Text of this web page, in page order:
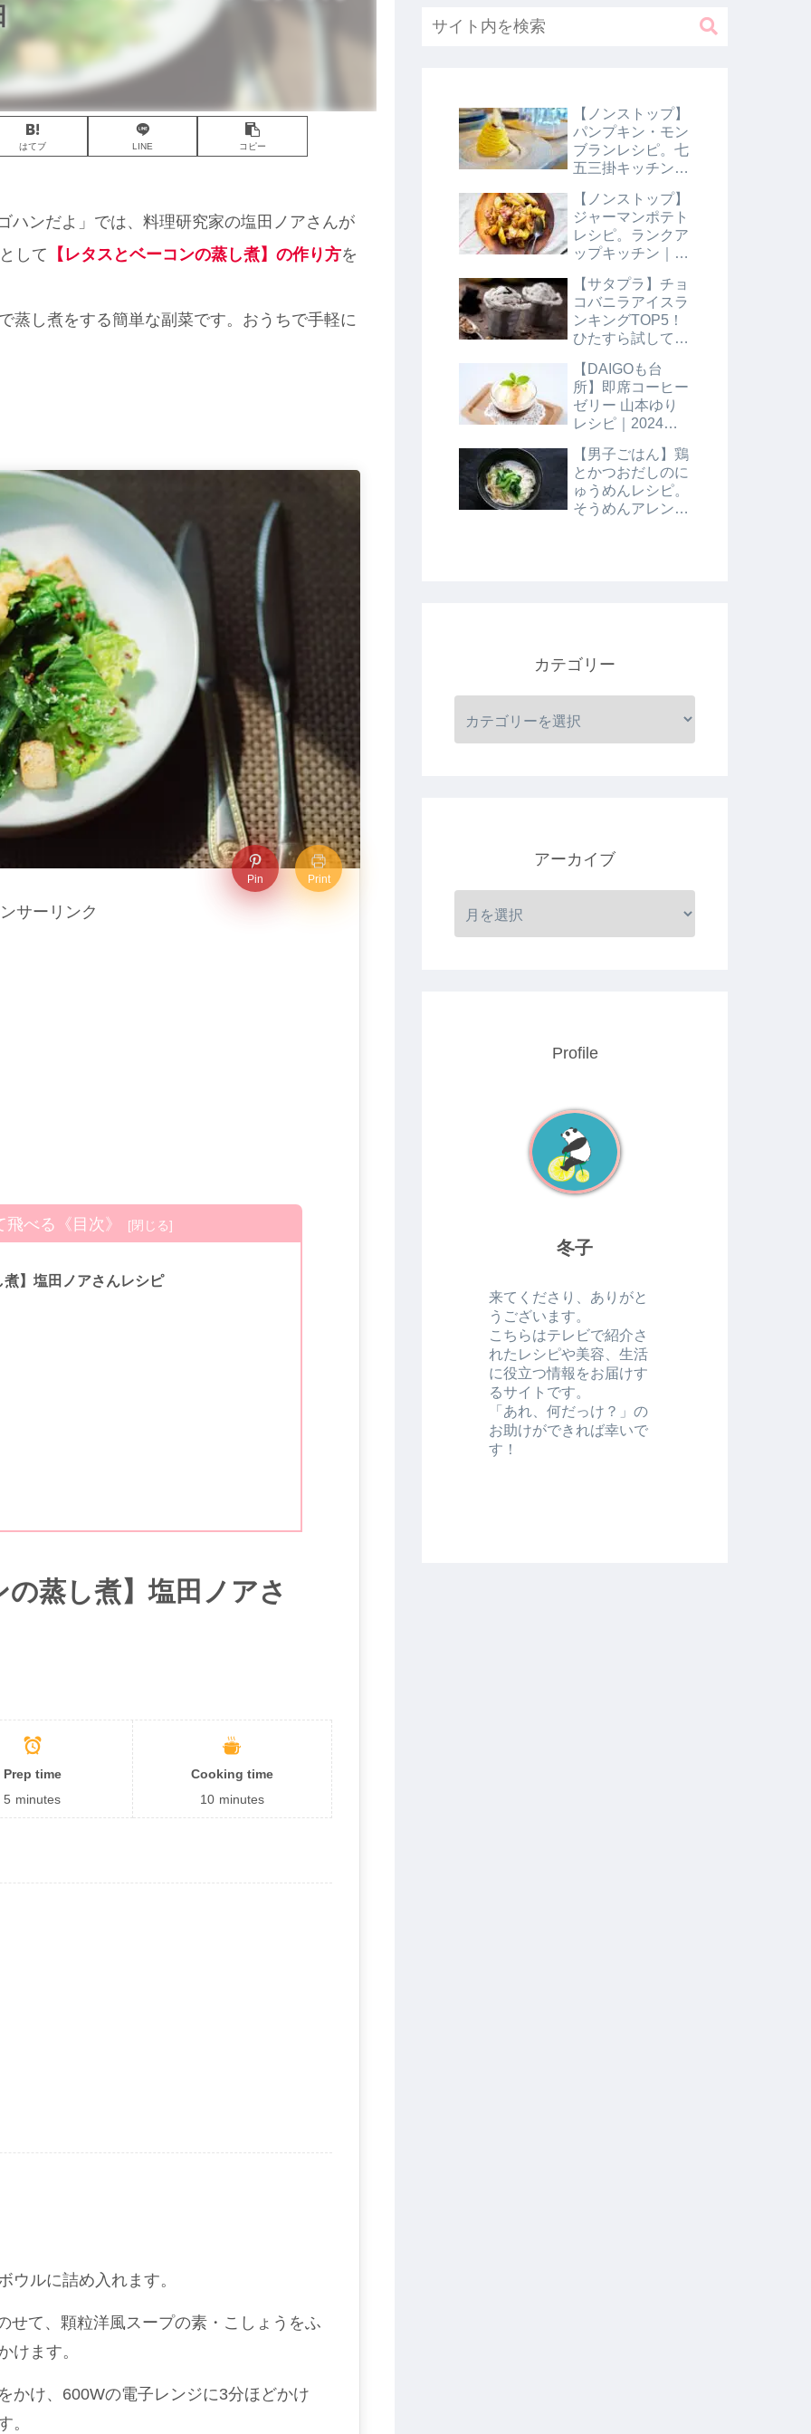
はてブ LINE コピー
ハンだよ」では、料理研究家の塩田ノアさんが
して 【レタスとベーコンの蒸し煮】の作り方を
蒸し煮をする簡単な副菜です。おうちで手軽に
Pin Print
サーリンク
べる《目次》
煮】塩田ノアさんレシピ
蒸し煮】塩田ノアさ
Prep time
5 minutes
Cooking time
10 minutes
ウルに詰め入れます。
て、顆粒洋風スープの素・こしょうをふ
けます。
かけ、600Wの電子レンジに3分ほどかけ
。
【ノンストップ】
パンプキン・モン
ブランレシピ。七
五三掛キッチン｜
【ノンストップ】
ジャーマンポテト
レシピ。ランクア
ップキッチン｜10
【サタプラ】チョ
コバニラアイスラ
ンキングTOP5！
ひたすら試してラ
日【サタデープラ
ス】
【DAIGOも台
所】即席コーヒー
ゼリー 山本ゆり
レシピ｜2024年8
【男子ごはん】鶏
とかつおだしのに
ゅうめんレシピ。
そうめんアレンジ
カテゴリー
アーカイブ
Profile
冬子
来てくださり、ありがと
うございます。
こちらはテレビで紹介さ
れたレシピや美容、生活
に役立つ情報をお届けす
るサイトです。
「あれ、何だっけ？」の
お助けができれば幸いで
す！